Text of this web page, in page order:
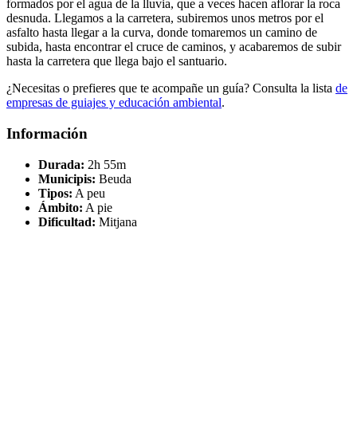
formados por el agua de la lluvia, que a veces hacen aflorar la roca
desnuda. Llegamos a la carretera, subiremos unos metros por el
asfalto hasta llegar a la curva, donde tomaremos un camino de
subida, hasta encontrar el cruce de caminos, y acabaremos de subir
hasta la carretera que llega bajo el santuario.
¿Necesitas o prefieres que te acompañe un guía? Consulta la lista de
empresas de guiajes y educación ambiental.
Información
Durada: 2h 55m
Municipis: Beuda
Tipos: A peu
Ámbito: A pie
Dificultad: Mitjana